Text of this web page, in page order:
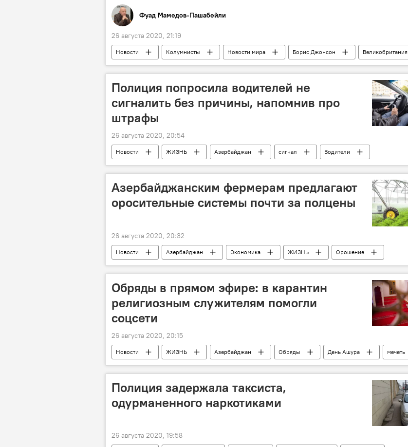
Фуад Мамедов-Пашабейли
26 августа 2020, 21:19
Новости Колумнисты Новости мира Борис Джонсон
Великобритания
Премьер-министр
Полиция попросила водителей не
сигналить без причины, напомнив про
штрафы
26 августа 2020, 20:54
Новости ЖИЗНЬ Азербайджан сигнал
Водители
Автомобили
дорожная полиция
Азербайджанским фермерам предлагают
оросительные системы почти за полцены
26 августа 2020, 20:32
Новости Азербайджан Экономика ЖИЗНЬ
Орошение
фермеры
Обряды в прямом эфире: в карантин
религиозным служителям помогли
соцсети
26 августа 2020, 20:15
Новости ЖИЗНЬ Азербайджан Обряды День Ашура
мечеть
религиозные обряды
Полиция задержала таксиста,
одурманенного наркотиками
26 августа 2020, 19:58